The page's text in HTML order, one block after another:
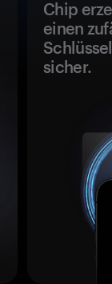
Chip
einen
sicher.